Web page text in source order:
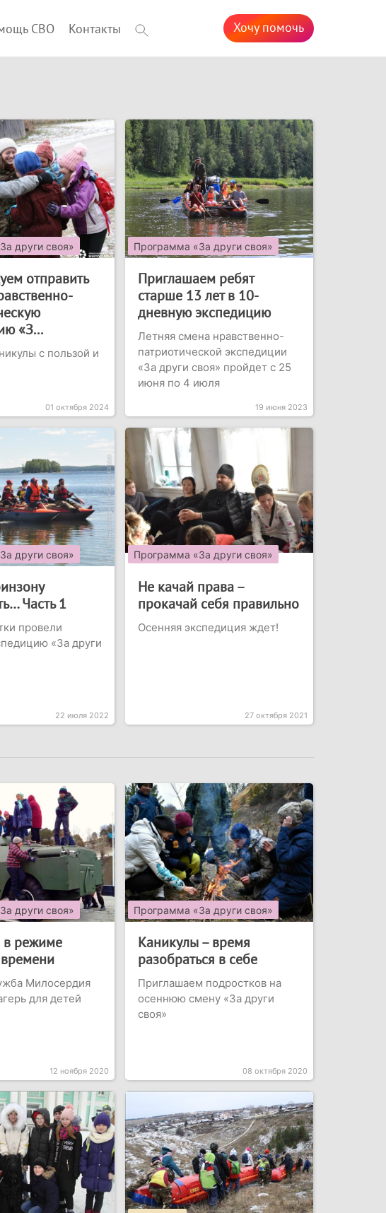
СВО Контакты Хочу помочь
други своя»
отправить
«З...
с пользой и
01 октября 2024
Программа «За други своя»
Приглашаем ребят
старше 13 лет в 10-
дневную экспедицию
Летняя смена нравственно-
патриотической экспедиции
«За други своя» пройдет с 25
июня по 4 июля
19 июня 2023
други своя»
Часть 1
провели
«За други
22 июля 2022
Программа «За други своя»
Не качай права –
прокачай себя правильно
Осенняя экспедиция ждет!
27 октября 2021
други своя»
в режиме
Милосердия
для детей
12 ноября 2020
Программа «За други своя»
Каникулы – время
разобраться в себе
Приглашаем подростков на
осеннюю смену «За други
своя»
08 октября 2020